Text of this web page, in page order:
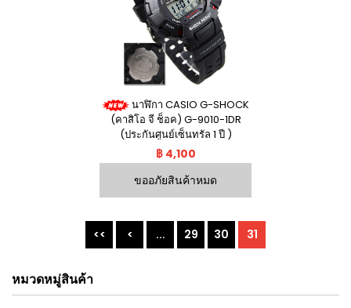
นาฬิกา CASIO G-SHOCK
(คาสิโอ จี ช็อค) G-9010-1DR
(ประกันศูนย์เซ็นทรัล 1 ปี )
฿ 4,100
ขออภัยสินค้าหมด
<< < ... 29 30 31
หมวดหมู่สินค้า